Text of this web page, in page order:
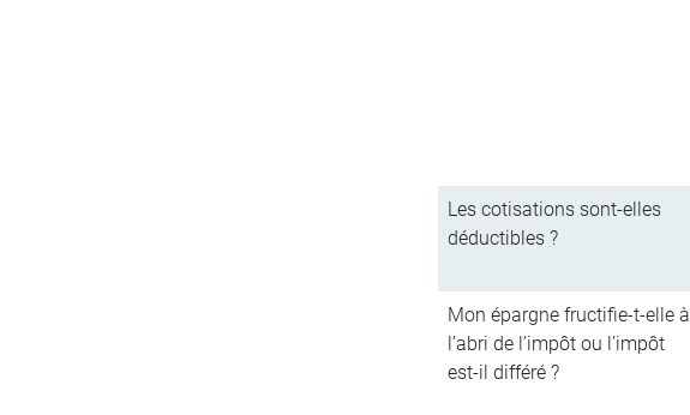
Les cotisations sont-elles
déductibles ?
Mon épargne fructifie-t-elle à
l’abri de l’impôt ou l’impôt
est-il différé ?